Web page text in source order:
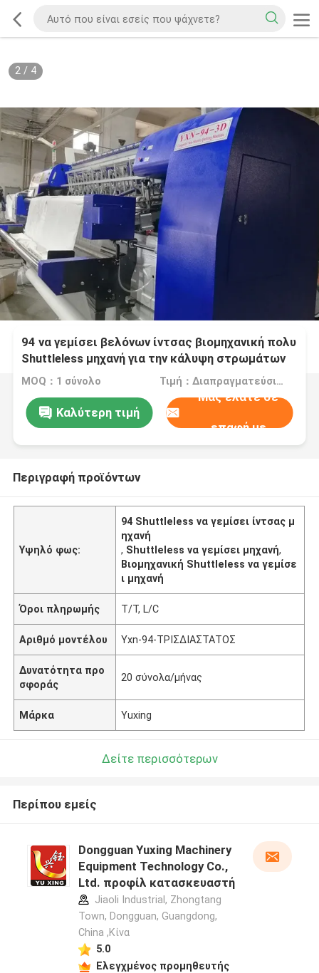
2/ 4
94 να γεμίσει βελόνων ίντσας βιομηχανική πολυ
Shuttleless μηχανή για την κάλυψη στρωμάτων
MOQ：1 σύνολο Τιμή：Διαπραγματεύσιμα
Καλύτερη τιμή
Μας ελάτε σε
επαφή με
Περιγραφή προϊόντων
Υψηλό φως:
94 Shuttleless να γεμίσει ίντσας μ
ηχανή
, Shuttleless να γεμίσει μηχανή,
Βιομηχανική Shuttleless να γεμίσε
ι μηχανή
Όροι πληρωμής T/T, L/C
Αριθμό μοντέλου Yxn-94-ΤΡΙΣΔΙΑΣΤΑΤΟΣ
Δυνατότητα προ
σφοράς
20 σύνολα/μήνας
Μάρκα Yuxing
Δείτε περισσότερων
Περίπου εμείς
Dongguan Yuxing Machinery
Equipment Technology Co.,
Ltd. προφίλ κατασκευαστή
Jiaoli Industrial, Zhongtang
Town, Dongguan, Guangdong,
China ,Κίνα
5.0
Ελεγχμένος προμηθευτής